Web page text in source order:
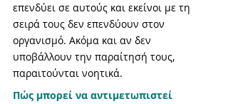
επενδύει σε αυτούς και εκείνοι με τη
σειρά τους δεν επενδύουν στον
οργανισμό. Ακόμα και αν δεν
υποβάλλουν την παραίτησή τους,
παραιτούνται νοητικά.
Πώς μπορεί να αντιμετωπιστεί